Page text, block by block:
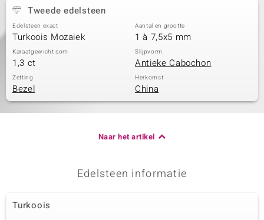
Tweede edelsteen
Edelsteen exact
Turkoois Mozaiek
Aantal en grootte
1 à 7,5x5 mm
Karaatgewicht som
1,3 ct
Slijpvorm
Antieke Cabochon
Zetting
Bezel
Herkomst
China
Naar het artikel
Edelsteen informatie
Turkoois